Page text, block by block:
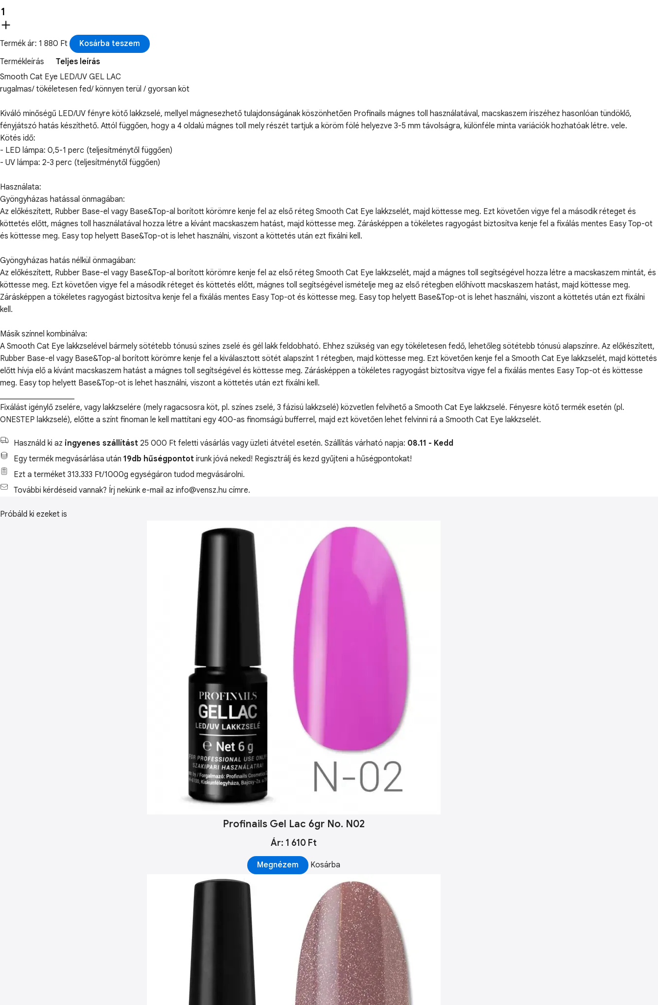
Termék ár: 1 880 Ft
Kosárba teszem
Termékleírás
Teljes leírás
Smooth Cat Eye LED/UV GEL LAC
rugalmas/ tökéletesen fed/ könnyen terül / gyorsan köt
Kiváló minőségű LED/UV fényre kötő lakkzselé, mellyel mágnesezhető tulajdonságának köszönhetően Profinails mágnes toll használatával, macskaszem íriszéhez hasonlóan tündöklő,
fényjátszó hatás készíthető. Attól függően, hogy a 4 oldalú mágnes toll mely részét tartjuk a köröm fölé helyezve 3-5 mm távolságra, különféle minta variációk hozhatóak létre. vele.
Kötés idő:
- LED lámpa: 0,5-1 perc (teljesítménytől függően)
- UV lámpa: 2-3 perc (teljesítménytől függően)
Használata:
Gyöngyházas hatással önmagában:
Az előkészített, Rubber Base-el vagy Base&Top-al borított körömre kenje fel az első réteg Smooth Cat Eye lakkzselét, majd köttesse meg. Ezt követően vigye fel a második réteget és
köttetés előtt, mágnes toll használatával hozza létre a kívánt macskaszem hatást, majd köttesse meg. Zárásképpen a tökéletes ragyogást biztosítva kenje fel a fixálás mentes Easy Top-ot
és köttesse meg. Easy top helyett Base&Top-ot is lehet használni, viszont a köttetés után ezt fixálni kell.
Gyöngyházas hatás nélkül önmagában:
Az előkészített, Rubber Base-el vagy Base&Top-al borított körömre kenje fel az első réteg Smooth Cat Eye lakkzselét, majd a mágnes toll segítségével hozza létre a macskaszem mintát, és
köttesse meg. Ezt követően vigye fel a második réteget és köttetés előtt, mágnes toll segítségével ismételje meg az első rétegben előhívott macskaszem hatást, majd köttesse meg.
Zárásképpen a tökéletes ragyogást biztosítva kenje fel a fixálás mentes Easy Top-ot és köttesse meg. Easy top helyett Base&Top-ot is lehet használni, viszont a köttetés után ezt fixálni
kell.
Másik színnel kombinálva:
A Smooth Cat Eye lakkzselével bármely sötétebb tónusú színes zselé és gél lakk feldobható. Ehhez szükség van egy tökéletesen fedő, lehetőleg sötétebb tónusú alapszínre. Az előkészített,
Rubber Base-el vagy Base&Top-al borított körömre kenje fel a kiválasztott sötét alapszínt 1 rétegben, majd köttesse meg. Ezt követően kenje fel a Smooth Cat Eye lakkzselét, majd köttetés
előtt hívja elő a kívánt macskaszem hatást a mágnes toll segítségével és köttesse meg. Zárásképpen a tökéletes ragyogást biztosítva vigye fel a fixálás mentes Easy Top-ot és köttesse
meg. Easy top helyett Base&Top-ot is lehet használni, viszont a köttetés után ezt fixálni kell.
Fixálást igénylő zselére, vagy lakkzselére (mely ragacsosra köt, pl. színes zselé, 3 fázisú lakkzselé) közvetlen felvihető a Smooth Cat Eye lakkzselé. Fényesre kötő termék esetén (pl.
ONESTEP lakkzselé), előtte a színt finoman le kell mattítani egy 400-as finomságú bufferrel, majd ezt követően lehet felvinni rá a Smooth Cat Eye lakkzselét.
Használd ki az ingyenes szállítást 25 000 Ft feletti vásárlás vagy üzleti átvétel esetén. Szállítás várható napja: 08.11 - Kedd
Egy termék megvásárlása után 19db hűségpontot írunk jóvá neked! Regisztrálj és kezd gyűjteni a hűségpontokat!
Ezt a terméket 313.333 Ft/1000g egységáron tudod megvásárolni.
További kérdéseid vannak? Írj nekünk e-mail az info@vensz.hu címre.
Próbáld ki ezeket is
Profinails Gel Lac 6gr No. N02
Ár: 1 610 Ft
Megnézem Kosárba